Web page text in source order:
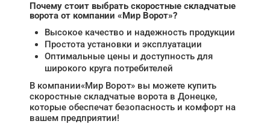
Почему стоит выбрать скоростные складчатые
ворота от компании «Мир Ворот»?
Высокое качество и надежность продукции
Простота установки и эксплуатации
Оптимальные цены и доступность для
широкого круга потребителей
В компании«Мир Ворот» вы можете купить
скоростные складчатые ворота в Донецке,
которые обеспечат безопасность и комфорт на
вашем предприятии!